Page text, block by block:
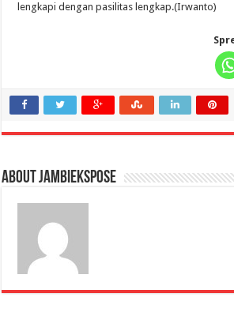
lengkapi dengan pasilitas lengkap.(Irwanto)
About jambiekspose